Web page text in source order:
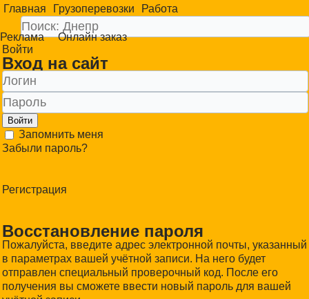
Главная Грузоперевозки Работа
Реклама
Онлайн заказ
Войти
Вход на сайт
Войти
Запомнить меня
Забыли пароль?
Регистрация
Восстановление пароля
Пожалуйста, введите адрес электронной почты, указанный
в параметрах вашей учётной записи. На него будет
отправлен специальный проверочный код. После его
получения вы сможете ввести новый пароль для вашей